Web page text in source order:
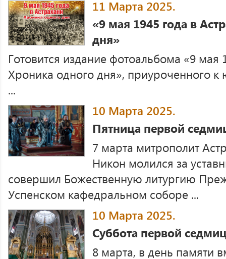
11 Марта 2025.
«9 мая 1945 года в
дня»
Готовится издание фотоальбома «9 мая
Хроника одного дня», приуроченного
...
10 Марта 2025.
Пятница первой
7 марта митрополит
Никон молился за
совершил Божественную литургию
Успенском кафедральном соборе ...
10 Марта 2025.
Суббота первой
8 марта, в день памяти